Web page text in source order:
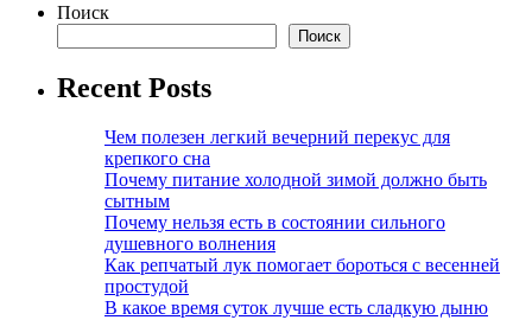
Поиск
Поиск
Recent Posts
Чем полезен легкий вечерний перекус для
крепкого сна
Почему питание холодной зимой должно быть
сытным
Почему нельзя есть в состоянии сильного
душевного волнения
Как репчатый лук помогает бороться с весенней
простудой
В какое время суток лучше есть сладкую дыню